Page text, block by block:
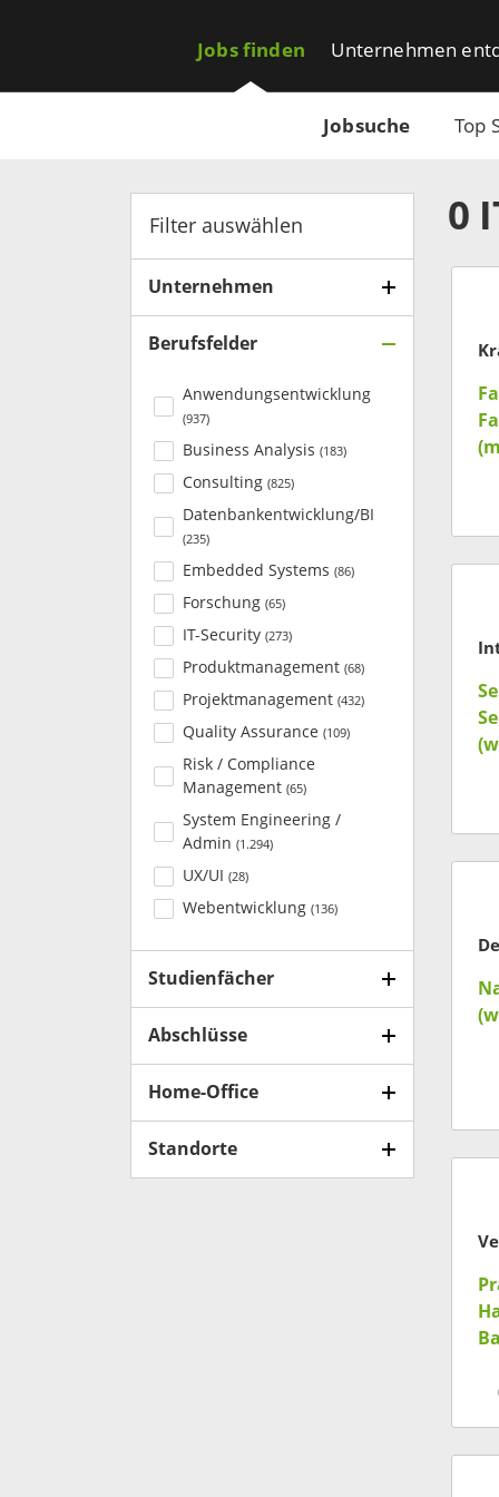
Jobs finden
Jobsuche Top
Unternehmen
Filter auswählen
Unternehmen
Berufsfelder
Anwendungsentwicklung
(937)
Business Analysis (183)
Consulting (825)
Datenbankentwicklung/BI
(235)
Embedded Systems (86)
Forschung (65)
IT-Security (273)
Produktmanagement (68)
Projektmanagement (432)
Quality Assurance (109)
Risk / Compliance
Management (65)
System Engineering /
Admin (1.294)
UX/UI (28)
Webentwicklung (136)
Studienfächer
Abschlüsse
Home-Office
Standorte
0